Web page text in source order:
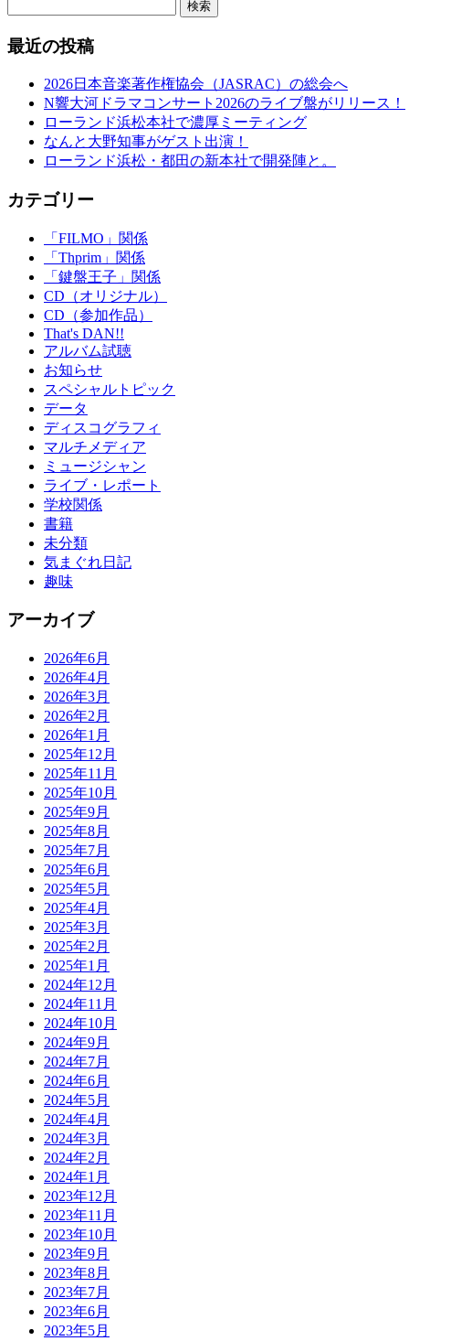
検索
最近の投稿
2026日本音楽著作権協会（JASRAC）の総会へ
N響大河ドラマコンサート2026のライブ盤がリリース！
ローランド浜松本社で濃厚ミーティング
なんと大野知事がゲスト出演！
ローランド浜松・都田の新本社で開発陣と。
カテゴリー
「FILMO」関係
「Thprim」関係
「鍵盤王子」関係
CD（オリジナル）
CD（参加作品）
That's DAN!!
アルバム試聴
お知らせ
スペシャルトピック
データ
ディスコグラフィ
マルチメディア
ミュージシャン
ライブ・レポート
学校関係
書籍
未分類
気まぐれ日記
趣味
アーカイブ
2026年6月
2026年4月
2026年3月
2026年2月
2026年1月
2025年12月
2025年11月
2025年10月
2025年9月
2025年8月
2025年7月
2025年6月
2025年5月
2025年4月
2025年3月
2025年2月
2025年1月
2024年12月
2024年11月
2024年10月
2024年9月
2024年7月
2024年6月
2024年5月
2024年4月
2024年3月
2024年2月
2024年1月
2023年12月
2023年11月
2023年10月
2023年9月
2023年8月
2023年7月
2023年6月
2023年5月